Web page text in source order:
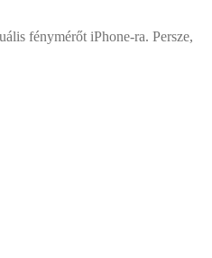
fénymérőt iPhone-ra. Persze,